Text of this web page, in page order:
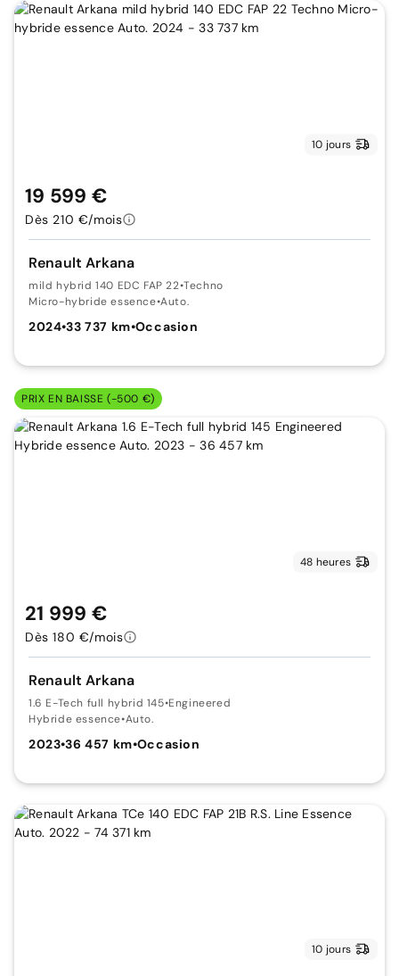
10 jours
Renault Arkana
mild hybrid 140 EDC FAP 22•Techno
Micro-hybride essence•Auto.
2024•33 737 km•Occasion
19 599 €
Dès 210 €/mois
PRIX EN BAISSE (-500 €)
48 heures
Renault Arkana
1.6 E-Tech full hybrid 145•Engineered
Hybride essence•Auto.
2023•36 457 km•Occasion
21 999 €
Dès 180 €/mois
10 jours